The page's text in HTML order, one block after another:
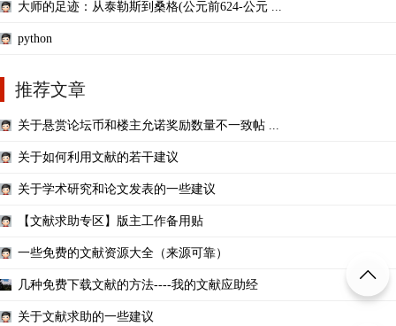
大师的足迹：从泰勒斯到桑格(公元前624-公元 ...
python
推荐文章
关于悬赏论坛币和楼主允诺奖励数量不一致帖 ...
关于如何利用文献的若干建议
关于学术研究和论文发表的一些建议
【文献求助专区】版主工作备用贴
一些免费的文献资源大全（来源可靠）
几种免费下载文献的方法----我的文献应助经
关于文献求助的一些建议